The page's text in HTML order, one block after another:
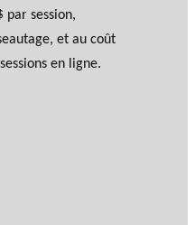
par session,
et au coût
en ligne.